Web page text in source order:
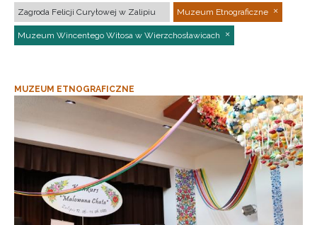
Zagroda Felicji Curyłowej w Zalipiu Muzeum Etnograficzne
Muzeum Wincentego Witosa w Wierzchosławicach
MUZEUM ETNOGRAFICZNE